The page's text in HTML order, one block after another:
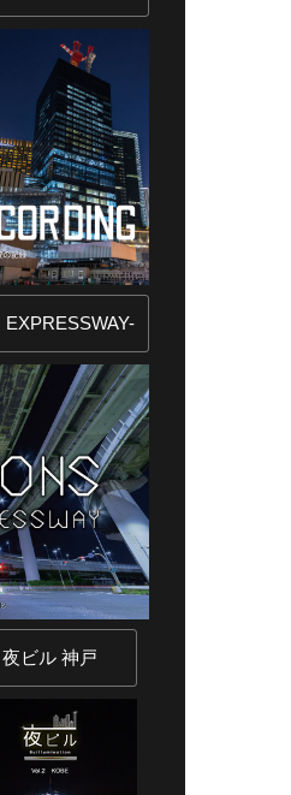
夜ビル 神戸